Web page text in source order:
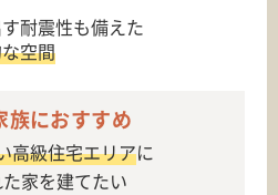
耐震性も備えた
空間
族におすすめ
高級住宅エリアに
家を建てたい